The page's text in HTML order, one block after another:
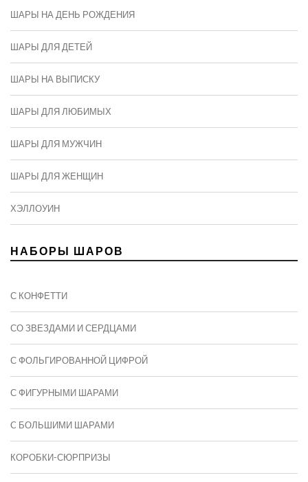
ШАРЫ НА ДЕНЬ РОЖДЕНИЯ
ШАРЫ ДЛЯ ДЕТЕЙ
ШАРЫ НА ВЫПИСКУ
ШАРЫ ДЛЯ ЛЮБИМЫХ
ШАРЫ ДЛЯ МУЖЧИН
ШАРЫ ДЛЯ ЖЕНЩИН
ХЭЛЛОУИН
НАБОРЫ ШАРОВ
С КОНФЕТТИ
СО ЗВЕЗДАМИ И СЕРДЦАМИ
С ФОЛЬГИРОВАННОЙ ЦИФРОЙ
С ФИГУРНЫМИ ШАРАМИ
C БОЛЬШИМИ ШАРАМИ
КОРОБКИ-СЮРПРИЗЫ